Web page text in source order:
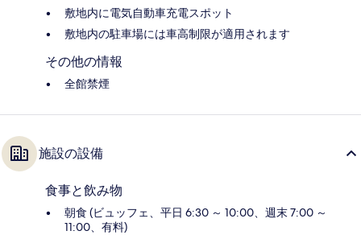
敷地内に電気自動車充電スポット
敷地内の駐車場には車高制限が適用されます
その他の情報
全館禁煙
施設の設備
食事と飲み物
朝食 (ビュッフェ、平日 6:30 ～ 10:00、週末 7:00 ～
11:00、有料)